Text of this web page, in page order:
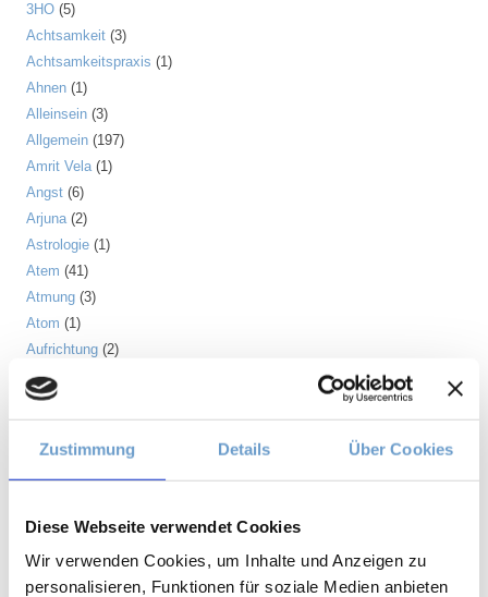
Zustimmung Details Über Cookies
Diese Webseite verwendet Cookies
Wir verwenden Cookies, um Inhalte und Anzeigen zu
personalisieren, Funktionen für soziale Medien anbieten
3HO (5)
Achtsamkeit (3)
Achtsamkeitspraxis (1)
Ahnen (1)
Alleinsein (3)
Allgemein (197)
Amrit Vela(1)
Angst (6)
Arjuna(2)
Astrologie (1)
Atem (41)
Atmung (3)
Atom (1)
Aufrichtung (2)
Aura
Autonomes Nervensystem
Balance(5)
Beinmuskulatur(1)
Berührung(1)
Besinnlichkeit(1)
Bewusstheit(1)